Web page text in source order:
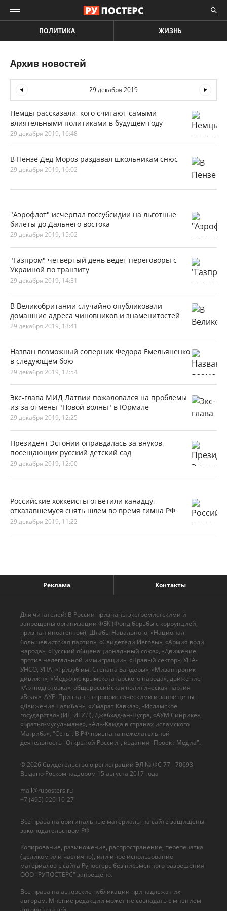
ПОЛИТИКА ЖИЗНЬ
Архив новостей
29 декабря 2019
Немцы рассказали, кого считают самыми
влиятельными политиками в будущем году
29 декабря 2019, 16:48
В Пензе Дед Мороз раздавал школьникам снюс
29 декабря 2019, 16:02
"Аэрофлот" исчерпал госсубсидии на льготные
билеты до Дальнего востока
29 декабря 2019, 15:02
"Газпром" четвертый день ведет переговоры с
Украиной по транзиту
29 декабря 2019, 14:31
В Великобритании случайно опубликовали
домашние адреса чиновников и знаменитостей
29 декабря 2019, 13:41
Назван возможный соперник Федора Емельяненко
в следующем бою
29 декабря 2019, 12:54
Экс-глава МИД Латвии пожаловался на проблемы
из-за отмены "Новой волны" в Юрмале
29 декабря 2019, 12:25
Президент Эстонии оправдалась за внуков,
посещающих русский детский сад
29 декабря 2019, 12:00
Российские хоккеисты ответили канадцу,
отказавшемуся снять шлем во время гимна РФ
29 декабря 2019, 11:22
Реклама Контакты
Все права на оригинальные материалы на сайте защищены
законодательством РФ
Копирование, размножение, распространение, перепечатка
(целиком или частично), или иное использование
материалов с сайта Рупостерс без письменного разрешения
ООО "РУПОСТЕРС" запрещено.
Все права на авторские публикации принадлежат их
авторам. Мнение редакции может не совпадать с мнением
© 2026 Cвидетельство о регистрации ЭЛ № ФС 77 - 70693
Выдано Роскомнадзором 15 августа 2017 года
mail@ruposters.ru
+7 (495) 920-10-27
Для читателей: В России признаны экстремистскими и
запрещены организации ФБК (Фонд борьбы с коррупцией,
признан иноагентом), Штабы Навального, «Национал-
большевистская партия», «Свидетели Иеговы», «Армия воли
народа», «Русский общенациональный союз», «Движение
против нелегальной иммиграции», «Правый сектор», УНА-
УНСО, УПА, «Тризуб им. Степана Бандеры», «Мизантропик
дивижн», «Меджлис крымскотатарского народа», движение
«Артподготовка», общероссийская политическая партия
«Воля», АУЕ. Признаны террористическими и запрещены:
«Движение Талибан», «Имарат Кавказ», «Исламское
государство» (ИГ, ИГИЛ), Джебхад-ан-Нусра, «АУМ Синрике»,
«Братья-мусульмане», «Аль-Каида в странах исламского
Магриба», "Сеть". В РФ признана нежелательной
деятельность "Открытой России", издания "Проект Медиа".